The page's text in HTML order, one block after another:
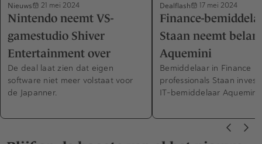
Nieuws 21 mei 2024
Nintendo neemt VS-
gamestudio Shiver
Entertainment over
De deal laat zien dat eigen
software niet meer volstaat voor
de Japanner.
Dealflash 17 mei 2024
Finance-
Staan neemt
Aquemini
Bemiddelaar in Finance
professionals Staan
IT-bemiddelaar Aquemini.